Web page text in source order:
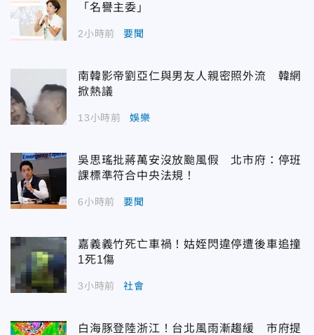
「名譽主委」
2小時前 要聞
南韓影帝劉亞仁與男友人親密照外流 韓網
掀熱議
13小時前 娛樂
吳思瑤批蔣萬安沒放颱風假 北市府：停班
課標準符合中央法規！
6小時前 要聞
嘉義義竹死亡車禍！姑姪閃違停遭後車追撞
1死1傷
3小時前 社會
白海豚登陸浙江！台北風雨漸趨緩 市府提